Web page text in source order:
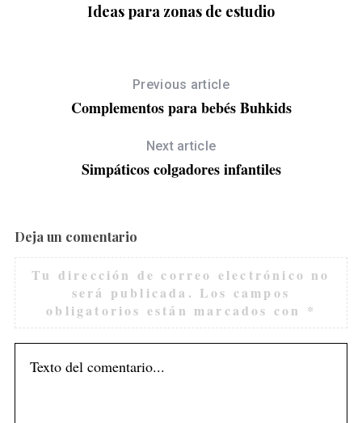
Ideas para zonas de estudio
Previous article
Complementos para bebés Buhkids
Next article
Simpáticos colgadores infantiles
Deja un comentario
Tu dirección de correo electrónico no
será publicada. Los campos
obligatorios están marcados con *
S
a